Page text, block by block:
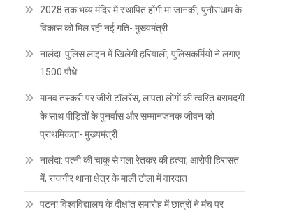
2028 तक भव्य मंदिर में स्थापित होंगी मां जानकी, पुनौराधाम के
विकास को मिल रही नई गति- मुख्यमंत्री
नालंदा: पुलिस लाइन में खिलेगी हरियाली, पुलिसकर्मियों ने लगाए
1500 पौधे
मानव तस्करी पर जीरो टॉलरेंस, लापता लोगों की त्वरित बरामदगी
के साथ पीड़ितों के पुनर्वास और सम्मानजनक जीवन को
प्राथमिकता- मुख्यमंत्री
नालंदा: पत्नी की चाकू से गला रेतकर की हत्या, आरोपी हिरासत
में, राजगीर थाना क्षेत्र के माली टोला में वारदात
पटना विश्वविद्यालय के दीक्षांत समारोह में छात्रों ने मंच पर